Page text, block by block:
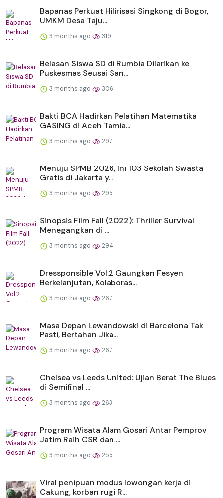
Bapanas Perkuat Hilirisasi Singkong di Bogor,
UMKM Desa Taju...
3 months ago 319
Belasan Siswa SD di Rumbia Dilarikan ke
Puskesmas Seusai San...
3 months ago 306
Bakti BCA Hadirkan Pelatihan Matematika
GASING di Aceh Tamia...
3 months ago 297
Menuju SPMB 2026, Ini 103 Sekolah Swasta
Gratis di Jakarta y...
3 months ago 295
Sinopsis Film Fall (2022): Thriller Survival
Menegangkan di ...
3 months ago 294
Dressponsible Vol.2 Gaungkan Fesyen
Berkelanjutan, Kolaboras...
3 months ago 267
Masa Depan Lewandowski di Barcelona Tak
Pasti, Bertahan Jika...
3 months ago 267
Chelsea vs Leeds United: Ujian Berat The Blues
di Semifinal ...
3 months ago 263
Program Wisata Alam Gosari Antar Pemprov
Jatim Raih CSR dan ...
3 months ago 255
Viral penipuan modus lowongan kerja di
Cakung, korban rugi R...